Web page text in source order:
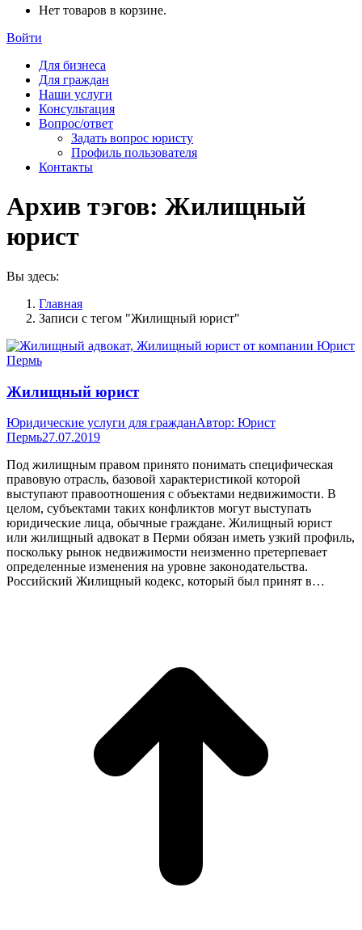
Нет товаров в корзине.
Войти
Для бизнеса
Для граждан
Наши услуги
Консультация
Вопрос/ответ
Задать вопрос юристу
Профиль пользователя
Контакты
Архив тэгов: Жилищный
юрист
Вы здесь:
Главная
Записи с тегом "Жилищный юрист"
Жилищный юрист
Юридические услуги для гражданАвтор: Юрист
Пермь27.07.2019
Под жилищным правом принято понимать специфическая
правовую отрасль, базовой характеристикой которой
выступают правоотношения с объектами недвижимости. В
целом, субъектами таких конфликтов могут выступать
юридические лица, обычные граждане. Жилищный юрист
или жилищный адвокат в Перми обязан иметь узкий профиль,
поскольку рынок недвижимости неизменно претерпевает
определенные изменения на уровне законодательства.
Российский Жилищный кодекс, который был принят в…